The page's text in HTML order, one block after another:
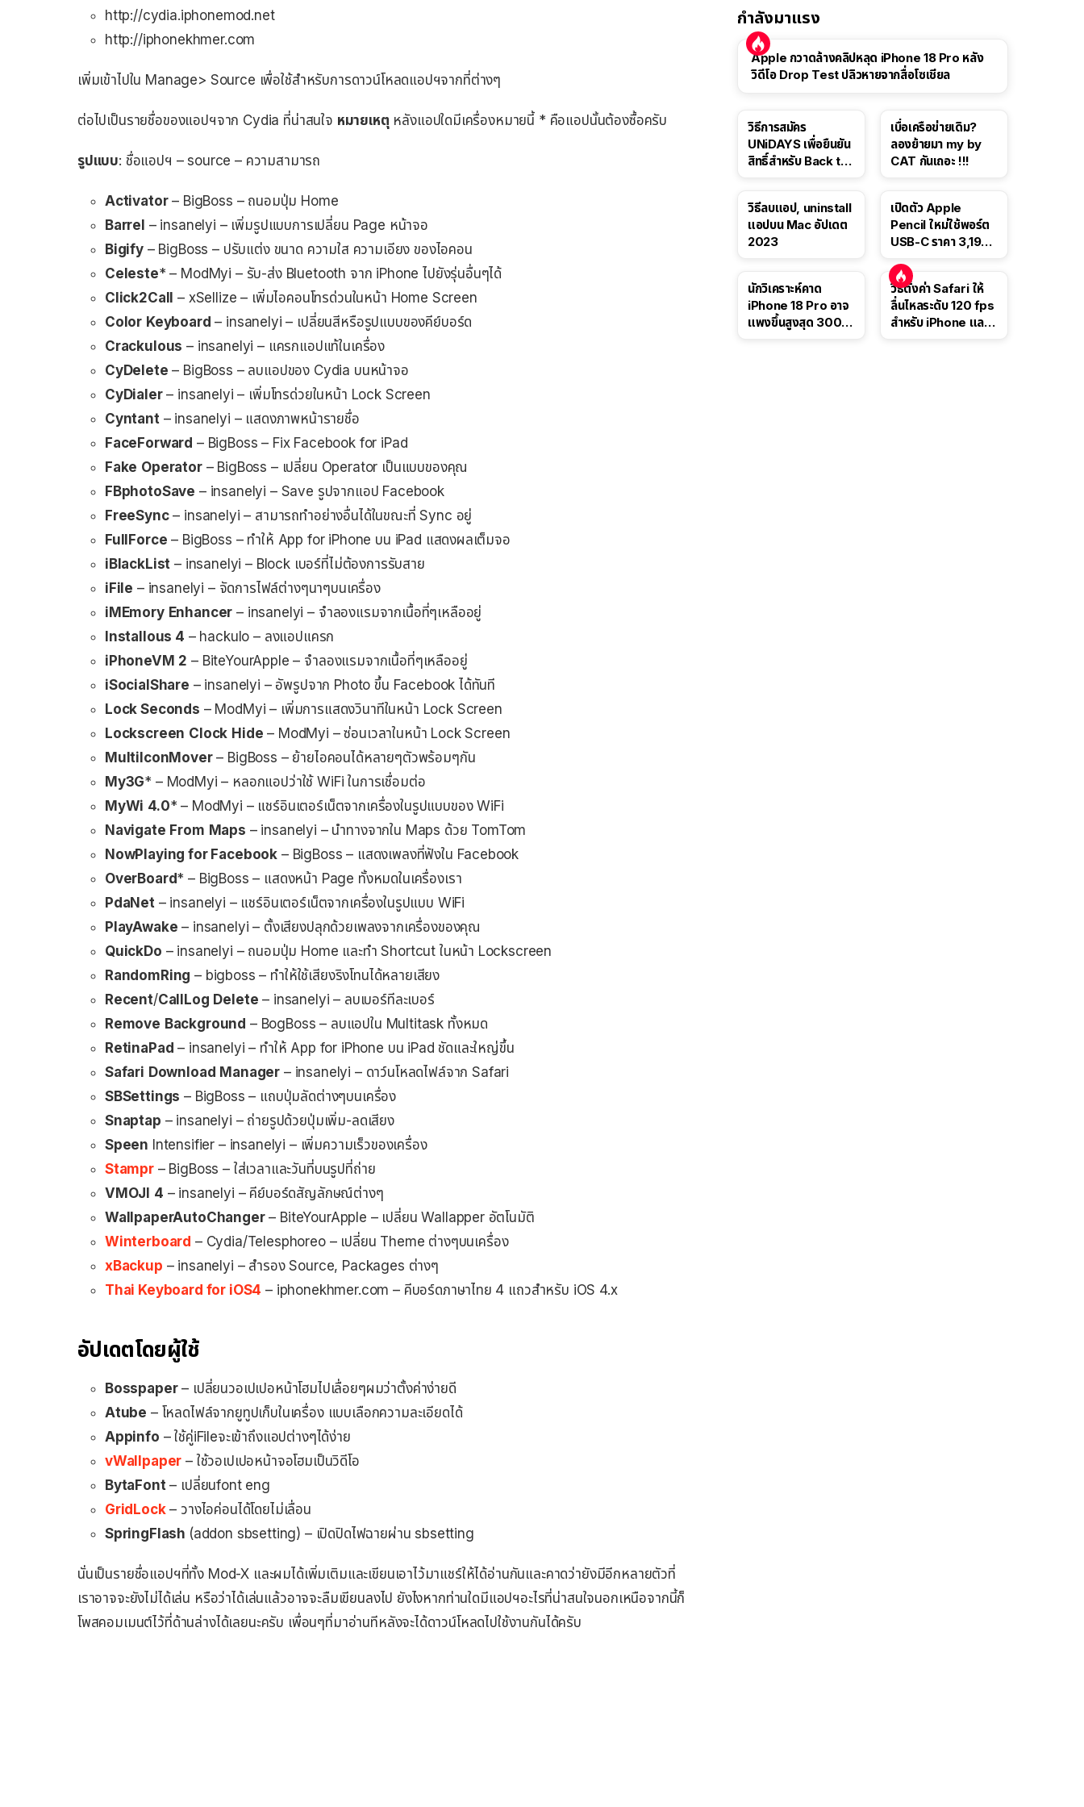
http://cydia.iphonemod.net
http://iphonekhmer.com
เพิ่มเข้าไปใน Manage> Source เพื่อใช้สำหรับการดาวน์โหลดแอปฯจากที่ต่างๆ
ต่อไปเป็นรายชื่อของแอปฯจาก Cydia ที่น่าสนใจ หมายเหตุ หลังแอปใดมีเครื่องหมายนี้ * คือแอปนั้นต้องซื้อครับ
รูปแบบ: ชื่อแอปฯ – source – ความสามารถ
Activator– BigBoss – ถนอมปุ่ม Home
Barrel – insanelyi – เพิ่มรูปแบบการเปลี่ยน Page หน้าจอ
Bigify– BigBoss – ปรับแต่ง ขนาด ความใส ความเอียง ของไอคอน
Celeste* – ModMyi – รับ-ส่ง Bluetooth จาก iPhone ไปยังรุ่นอื่นๆได้
Click2Call – xSellize – เพิ่มไอคอนโทรด่วนในหน้า Home Screen
Color Keyboard – insanelyi – เปลี่ยนสีหรือรูปแบบของคีย์บอร์ด
Crackulous – insanelyi – แครกแอปแท้ในเครื่อง
CyDelete – BigBoss – ลบแอปของ Cydia บนหน้าจอ
CyDialer– insanelyi – เพิ่มโทรด่วยในหน้า Lock Screen
Cyntant – insanelyi – แสดงภาพหน้ารายชื่อ
FaceForward – BigBoss – Fix Facebook for iPad
Fake Operator– BigBoss – เปลี่ยน Operator เป็นแบบของคุณ
FBphotoSave – insanelyi – Save รูปจากแอป Facebook
FreeSync– insanelyi – สามารถทำอย่างอื่นได้ในขณะที่ Sync อยู่
FullForce – BigBoss – ทำให้ App for iPhone บน iPad แสดงผลเต็มจอ
iBlackList – insanelyi – Block เบอร์ที่ไม่ต้องการรับสาย
iFile – insanelyi – จัดการไฟล์ต่างๆนาๆบนเครื่อง
iMEmory Enhancer – insanelyi – จำลองแรมจากเนื้อที่ๆเหลืออยู่
Installous 4 – hackulo – ลงแอปแครก
iPhoneVM 2 – BiteYourApple – จำลองแรมจากเนื้อที่ๆเหลืออยู่
iSocialShare – insanelyi – อัพรูปจาก Photo ขึ้น Facebook ได้ทันที
Lock Seconds – ModMyi – เพิ่มการแสดงวินาทีในหน้า Lock Screen
Lockscreen Clock Hide – ModMyi – ซ่อนเวลาในหน้า Lock Screen
MultiIconMover– BigBoss – ย้ายไอคอนได้หลายๆตัวพร้อมๆกัน
My3G* – ModMyi – หลอกแอปว่าใช้ WiFi ในการเชื่อมต่อ
MyWi 4.0* – ModMyi – แชร์อินเตอร์เน็ตจากเครื่องในรูปแบบของ WiFi
Navigate From Maps – insanelyi – นำทางจากใน Maps ด้วย TomTom
NowPlaying for Facebook – BigBoss – แสดงเพลงที่ฟังใน Facebook
OverBoard* – BigBoss – แสดงหน้า Page ทั้งหมดในเครื่องเรา
PdaNet – insanelyi – แชร์อินเตอร์เน็ตจากเครื่องในรูปแบบ WiFi
PlayAwake – insanelyi – ตั้งเสียงปลุกด้วยเพลงจากเครื่องของคุณ
QuickDo – insanelyi – ถนอมปุ่ม Home และทำ Shortcut ในหน้า Lockscreen
RandomRing – bigboss – ทำให้ใช้เสียงริงโทนได้หลายเสียง
Recent/CallLog Delete – insanelyi – ลบเบอร์ทีละเบอร์
Remove Background – BogBoss – ลบแอปใน Multitask ทั้งหมด
RetinaPad – insanelyi – ทำให้ App for iPhone บน iPad ชัดและใหญ่ขึ้น
Safari Download Manager – insanelyi – ดาว์นโหลดไฟล์จาก Safari
SBSettings – BigBoss – แถบปุ่มลัดต่างๆบนเครื่อง
Snaptap – insanelyi – ถ่ายรูปด้วยปุ่มเพิ่ม-ลดเสียง
Speen Intensifier – insanelyi – เพิ่มความเร็วของเครื่อง
Stampr – BigBoss – ใส่เวลาและวันที่บนรูปที่ถ่าย
VMOJI 4 – insanelyi – คีย์บอร์ดสัญลักษณ์ต่างๆ
WallpaperAutoChanger– BiteYourApple – เปลี่ยน Wallapper อัตโนมัติ
Winterboard – Cydia/Telesphoreo – เปลี่ยน Theme ต่างๆบนเครื่อง
xBackup – insanelyi – สำรอง Source, Packages ต่างๆ
Thai Keyboard for iOS4 – iphonekhmer.com – คีบอร์ดภาษาไทย 4 แถวสำหรับ iOS 4.x
อัปเดตโดยผู้ใช้
Bosspaper– เปลี่ยนวอเปเปอหน้าโฮมไปเลื่อยๆผมว่าตั้งค่าง่ายดี
Atube – โหลดไฟล์จากยูทูปเก็บในเครื่อง แบบเลือกความละเอียดได้
Appinfo – ใช้คู่iFileจะเข้าถึงแอปต่างๆได้ง่าย
vWallpaper – ใช้วอเปเปอหน้าจอโฮมเป็นวิดีโอ
BytaFont– เปลี่ยนfont eng
GridLock – วางไอค่อนได้โดยไม่เลื่อน
SpringFlash (addon sbsetting) – เปิดปิดไฟฉายผ่าน sbsetting
นั่นเป็นรายชื่อแอปฯที่ทั้ง Mod-X และผมได้เพิ่มเติมและเขียนเอาไว้มาแชร์ให้ได้อ่านกันและคาดว่ายังมีอีกหลายตัวที่
เราอาจจะยังไม่ได้เล่น หรือว่าได้เล่นแล้วอาจจะลืมเขียนลงไป ยังไงหากท่านใดมีแอปฯอะไรที่น่าสนใจนอกเหนือจากนี้ก็
โพสคอมเมนต์ไว้ที่ด้านล่างได้เลยนะครับ เพื่อนๆที่มาอ่านทีหลังจะได้ดาวน์โหลดไปใช้งานกันได้ครับ
กำลังมาแรง
Apple กวาดล้างคลิปหลุด iPhone 18 Pro หลัง
วิดีโอ Drop Test ปลิวหายจากสื่อโซเชียล
วิธีการสมัคร
UNiDAYS เพื่อยืนยัน
สิทธิ์สำหรับ Back to
เบื่อเครือข่ายเดิม?
ลองย้ายมา my by
CAT กันเถอะ !!!
วิธีลบแอป, uninstall
แอปบน Mac อัปเดต
2023
เปิดตัว Apple
Pencil ใหม่ใช้พอร์ต
USB-C ราคา 3,190
นี้
นักวิเคราะห์คาด
iPhone 18 Pro อาจ
แพงขึ้นสูงสุด 300
วิธีตั้งค่า Safari ให้
ลื่นไหลระดับ 120 fps
สำหรับ iPhone และ